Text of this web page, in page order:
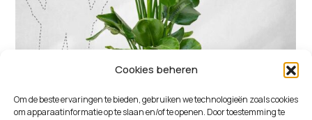
Cookies beheren
Om de beste ervaringen te bieden, gebruiken we technologieën zoals cookies
om apparaatinformatie op te slaan en/of te openen. Door toestemming te